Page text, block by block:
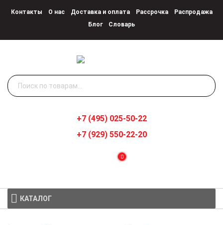
Контакты О нас Доставка и оплата Рассрочка
Распродажа
Блог
Словарь
Искать:
0
+7 (495) 025-50-22
+7 (929) 550-22-20
КАТАЛОГ